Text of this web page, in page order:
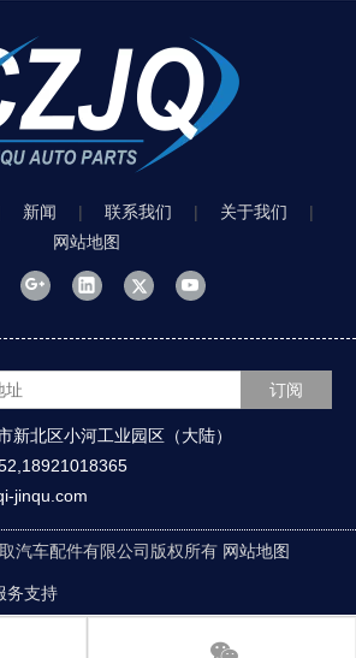
新闻 | 联系我们 | 关于我们
|
网站地图
订阅
新北区小河工业园区（大陆）
jinqu.com
汽车配件有限公司版权所有 网站地图
务支持